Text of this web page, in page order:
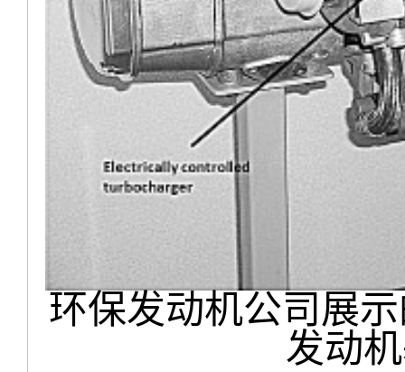
环保发动机公司展
发动